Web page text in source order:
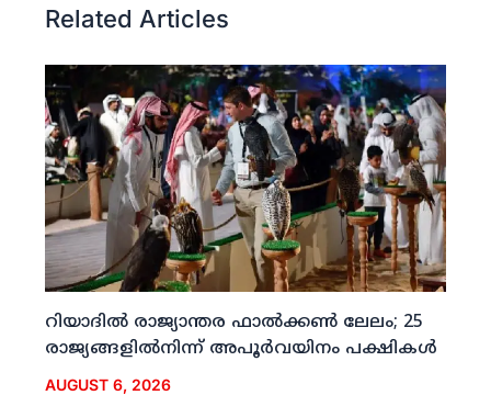
Related Articles
റിയാദില്‍ രാജ്യാന്തര ഫാല്‍ക്കണ്‍ ലേലം; 25
രാജ്യങ്ങളില്‍നിന്ന് അപൂര്‍വയിനം പക്ഷികള്‍
AUGUST 6, 2026